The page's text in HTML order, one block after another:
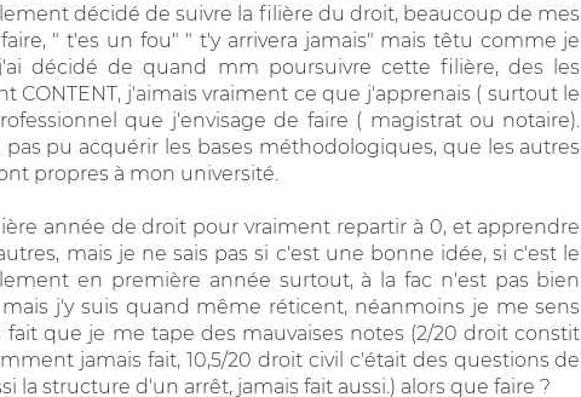
décidé de suivre la filière du droit, beaucoup de mes
" t'es un fou" " t'y arrivera jamais" mais têtu comme je
décidé de quand mm poursuivre cette filière, des les
CONTENT, j'aimais vraiment ce que j'apprenais ( surtout le
que j'envisage de faire ( magistrat ou notaire).
pu acquérir les bases méthodologiques, que les autres
propres à mon université.
année de droit pour vraiment repartir à 0, et apprendre
mais je ne sais pas si c'est une bonne idée, si c'est le
en première année surtout, à la fac n'est pas bien
j'y suis quand même réticent, néanmoins je me sens
que je me tape des mauvaises notes (2/20 droit constit
jamais fait, 10,5/20 droit civil c'était des questions de
la structure d'un arrêt, jamais fait aussi.) alors que faire ?